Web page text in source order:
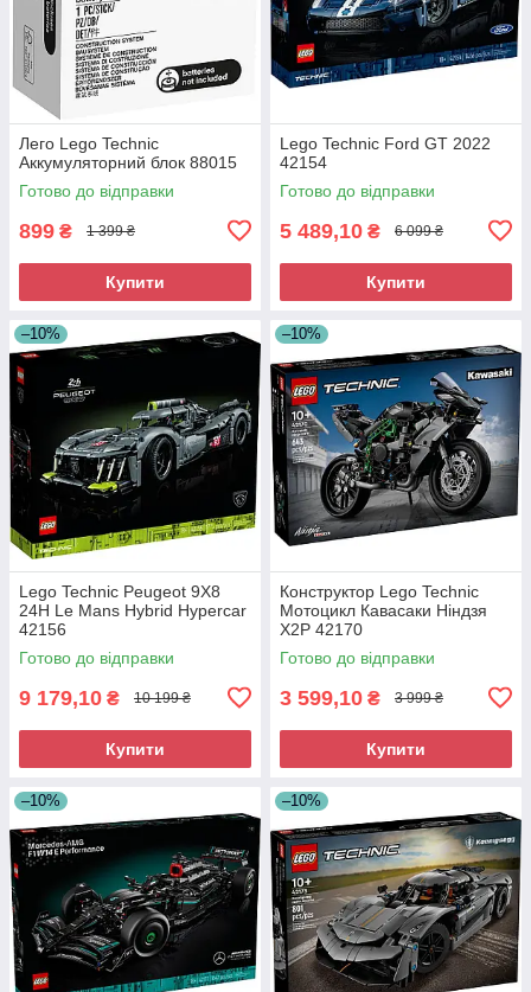
Лего Lego Technic
Аккумуляторний блок 88015
Готово до відправки
899 ₴ 1 399 ₴
Купити
Lego Technic Ford GT 2022
42154
Готово до відправки
5 489,10 ₴ 6 099 ₴
Купити
–10%
Lego Technic Peugeot 9X8
24H Le Mans Hybrid Hypercar
42156
Готово до відправки
9 179,10 ₴ 10 199 ₴
Купити
–10%
Конструктор Lego Technic
Мотоцикл Кавасаки Ніндзя
Х2Р 42170
Готово до відправки
3 599,10 ₴ 3 999 ₴
Купити
–10% –10%